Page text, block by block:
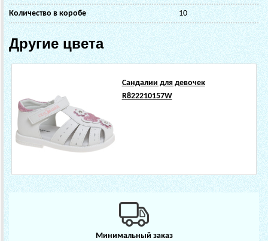
Количество в коробе 10
Другие цвета
Сандалии для девочек
R822210157W
Минимальный заказ